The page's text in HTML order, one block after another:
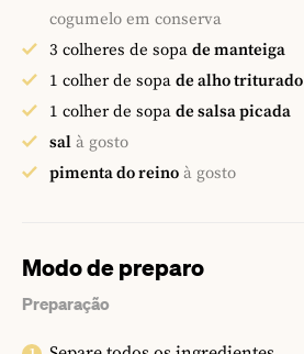
cogumelo em conserva
3 colheres de sopa de manteiga
1 colher de sopa de alho triturado
1 colher de sopa de salsa picada
sal à gosto
pimenta do reino à gosto
Modo de preparo
Preparação